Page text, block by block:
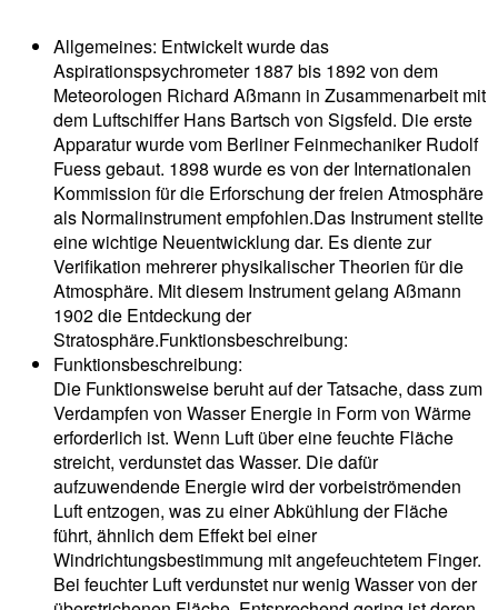
Allgemeines: Entwickelt wurde das
Aspirationspsychrometer 1887 bis 1892 von dem
Meteorologen Richard Aßmann in Zusammenarbeit mit
dem Luftschiffer Hans Bartsch von Sigsfeld. Die erste
Apparatur wurde vom Berliner Feinmechaniker Rudolf
Fuess gebaut. 1898 wurde es von der Internationalen
Kommission für die Erforschung der freien Atmosphäre
als Normalinstrument empfohlen.Das Instrument stellte
eine wichtige Neuentwicklung dar. Es diente zur
Verifikation mehrerer physikalischer Theorien für die
Atmosphäre. Mit diesem Instrument gelang Aßmann
1902 die Entdeckung der
Stratosphäre.Funktionsbeschreibung:
Funktionsbeschreibung:
Die Funktionsweise beruht auf der Tatsache, dass zum
Verdampfen von Wasser Energie in Form von Wärme
erforderlich ist. Wenn Luft über eine feuchte Fläche
streicht, verdunstet das Wasser. Die dafür
aufzuwendende Energie wird der vorbeiströmenden
Luft entzogen, was zu einer Abkühlung der Fläche
führt, ähnlich dem Effekt bei einer
Windrichtungsbestimmung mit angefeuchtetem Finger.
Bei feuchter Luft verdunstet nur wenig Wasser von der